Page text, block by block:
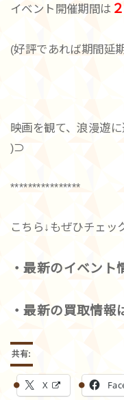
イベント開催期間は
(好評であれば期間延
映画を観て、浪漫遊
)⊃
****************
こちら↓もぜひチェッ
・最新のイベント
・最新の買取情報
共有:
X